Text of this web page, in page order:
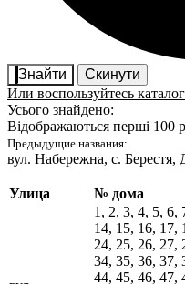
Знайти
Скинути
Или воспользуйтесь
Усього знайдено:
Відображаються перші 100
Предыдущие названия:
вул. Набережна, с. Берестя,
Улица № дома
1, 2, 3, 4, 5, 6,
14, 15, 16, 17,
24, 25, 26, 27,
34, 35, 36, 37,
44, 45, 46, 47,